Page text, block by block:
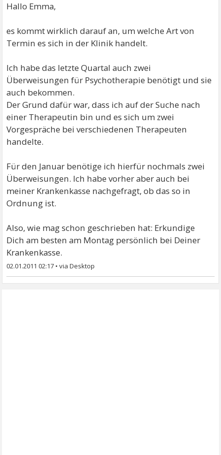
Hallo Emma,
es kommt wirklich darauf an, um welche Art von
Termin es sich in der Klinik handelt.
Ich habe das letzte Quartal auch zwei
Überweisungen für Psychotherapie benötigt und sie
auch bekommen.
Der Grund dafür war, dass ich auf der Suche nach
einer Therapeutin bin und es sich um zwei
Vorgespräche bei verschiedenen Therapeuten
handelte.
Für den Januar benötige ich hierfür nochmals zwei
Überweisungen. Ich habe vorher aber auch bei
meiner Krankenkasse nachgefragt, ob das so in
Ordnung ist.
Also, wie mag schon geschrieben hat: Erkundige
Dich am besten am Montag persönlich bei Deiner
Krankenkasse.
02.01.2011 02:17 •